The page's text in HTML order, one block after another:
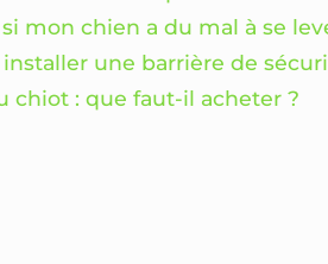
mon chien a du mal à se
une barrière de
chiot : que faut-il acheter ?